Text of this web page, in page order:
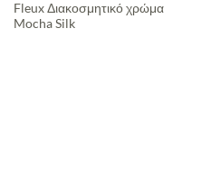
Fleux Διακοσμητικό χρώμα
Mocha Silk